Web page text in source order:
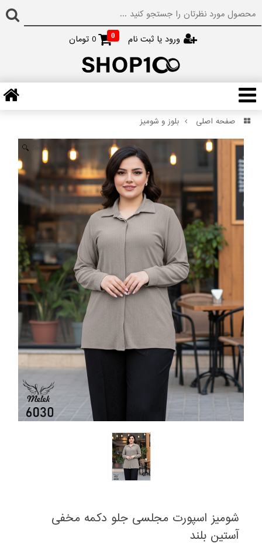
ورود یا ثبت نام 0
0 تومان
صفحه اصلی بلوز و شومیز
Zoom
شومیز اسپورت مجلسی جلو دکمه مخفی
آستین بلند